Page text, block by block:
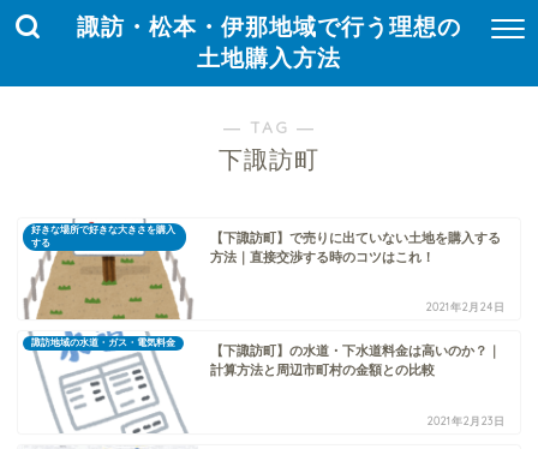
諏訪・松本・伊那地域で行う理想の
土地購入方法
― TAG ―
下諏訪町
好きな場所で好きな大きさを購入
する
【下諏訪町】で売りに出ていない土地を購入する
方法｜直接交渉する時のコツはこれ！
2021年2月24日
諏訪地域の水道・ガス・電気料金
【下諏訪町】の水道・下水道料金は高いのか？｜
計算方法と周辺市町村の金額との比較
2021年2月23日